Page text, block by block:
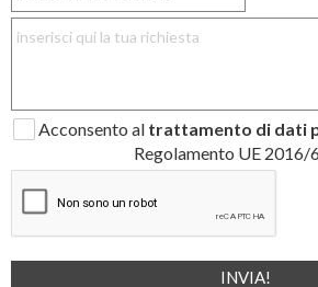
Acconsento al trattamento di dati
Regolamento UE 2016/